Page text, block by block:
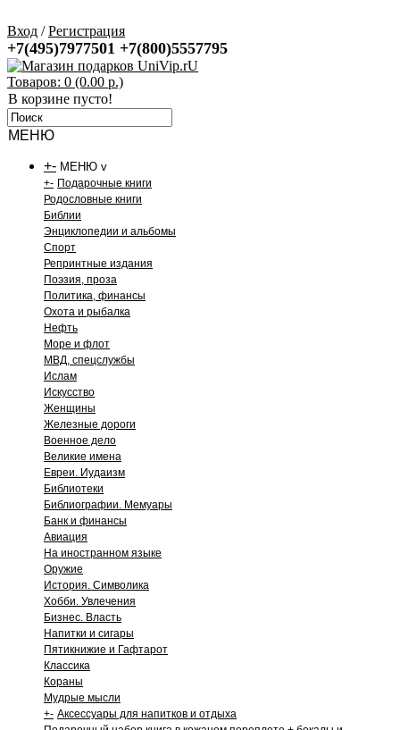
Вход /Регистрация
+7(495)7977501 +7(800)5557795
Товаров: 0 (0.00 р.)
В корзине пусто!
МЕНЮ
+- МЕНЮ v
+- Подарочные книги
Родословные книги
Библии
Энциклопедии и альбомы
Спорт
Репринтные издания
Поэзия, проза
Политика, финансы
Охота и рыбалка
Нефть
Море и флот
МВД, спецслужбы
Ислам
Искусство
Женщины
Железные дороги
Военное дело
Великие имена
Евреи. Иудаизм
Библиотеки
Библиографии. Мемуары
Банк и финансы
Авиация
На иностранном языке
Оружие
История. Символика
Хобби. Увлечения
Бизнес. Власть
Напитки и сигары
Пятикнижие и Гафтарот
Классика
Кораны
Мудрые мысли
+- Аксессуары для напитков и отдыха